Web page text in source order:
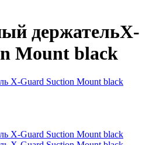
держательX-
Mount black